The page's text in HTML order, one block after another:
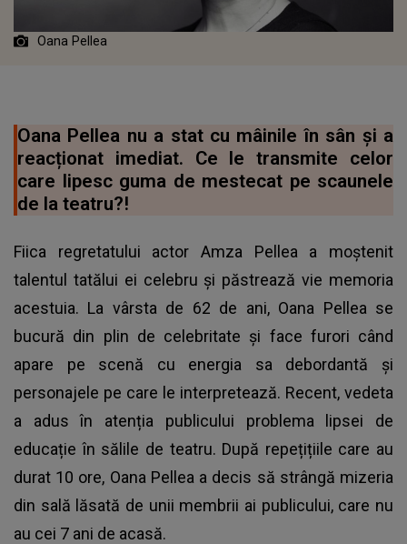
Oana Pellea
Oana Pellea nu a stat cu mâinile în sân și a
reacționat imediat. Ce le transmite celor
care lipesc guma de mestecat pe scaunele
de la teatru?!
Fiica regretatului actor Amza Pellea a moștenit
talentul tatălui ei celebru și păstrează vie memoria
acestuia. La vârsta de 62 de ani, Oana Pellea se
bucură din plin de celebritate și face furori când
apare pe scenă cu energia sa debordantă și
personajele pe care le interpretează. Recent, vedeta
a adus în atenția publicului problema lipsei de
educație în sălile de teatru. După repețițiile care au
durat 10 ore, Oana Pellea a decis să strângă mizeria
din sală lăsată de unii membrii ai publicului, care nu
au cei 7 ani de acasă.